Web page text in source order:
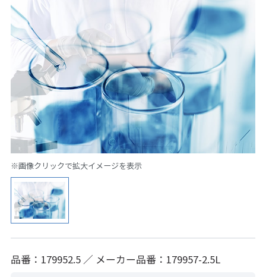
※画像クリックで拡大イメージを表示
品番：179952.5 ／ メーカー品番：179957-2.5L